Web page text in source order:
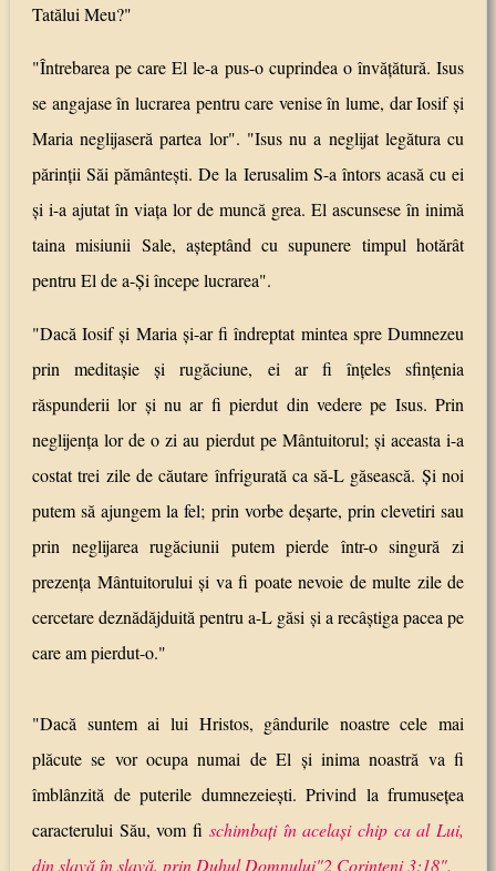
Tatălui Meu?"
"Întrebarea pe care El le-a pus-o cuprindea o învăţătură. Isus
se angajase în lucrarea pentru care venise în lume, dar Iosif şi
Maria neglijaseră partea lor". "Isus nu a neglijat legătura cu
părinţii Săi pământeşti. De la Ierusalim S-a întors acasă cu ei
şi i-a ajutat în viaţa lor de muncă grea. El ascunsese în inimă
taina misiunii Sale, aşteptând cu supunere timpul hotărât
pentru El de a-Şi începe lucrarea".
"Dacă Iosif şi Maria şi-ar fi îndreptat mintea spre Dumnezeu
prin meditaşie şi rugăciune, ei ar fi înţeles sfinţenia
răspunderii lor şi nu ar fi pierdut din vedere pe Isus. Prin
neglijenţa lor de o zi au pierdut pe Mântuitorul; şi aceasta i-a
costat trei zile de căutare înfrigurată ca să-L găsească. Şi noi
putem să ajungem la fel; prin vorbe deşarte, prin clevetiri sau
prin neglijarea rugăciunii putem pierde într-o singură zi
prezenţa Mântuitorului şi va fi poate nevoie de multe zile de
cercetare deznădăjduită pentru a-L găsi şi a recâştiga pacea pe
care am pierdut-o."
"Dacă suntem ai lui Hristos, gândurile noastre cele mai
plăcute se vor ocupa numai de El şi inima noastră va fi
îmblânzită de puterile dumnezeieşti. Privind la frumuseţea
caracterului Său, vom fi schimbaţi în acelaşi chip ca al Lui,
din slavă în slavă, prin Duhul Domnului"2 Corinteni 3:18".